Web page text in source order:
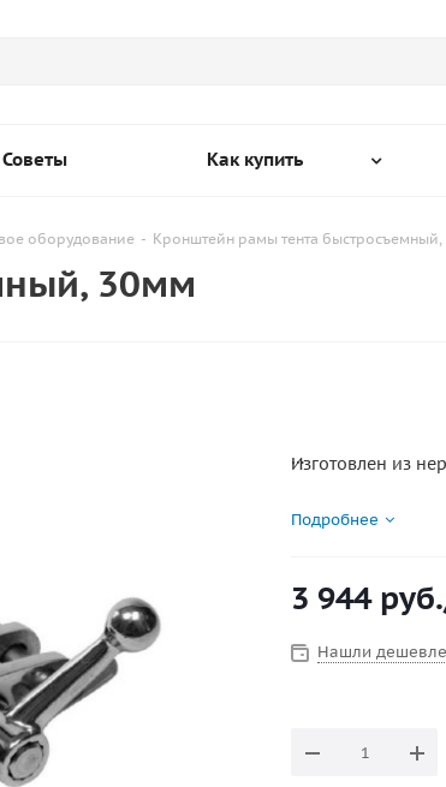
Как купить
оборудование - Кронштейн рамы тента
30мм
Изготовлен из
Диаметр трубы,
Подробнее
3 944руб.
Нашли